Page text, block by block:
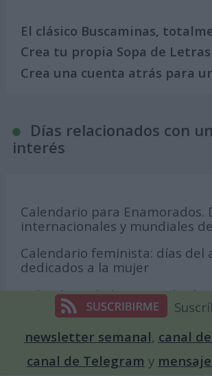
El clásico Buscaminas,
Crea tu propia Sopa de Letras
Crea una cuenta atrás para
Días relacionados con
interés
Calendario para Enamorados.
internacionales y mundiales
Calendario feminista: días del
dedicados a la mujer
Calendario de la Amistad. Días
internacionales y mundiales
amigos y amigas
medio ambiente y ecología
newsletter semanal, canal
canal de Telegram y